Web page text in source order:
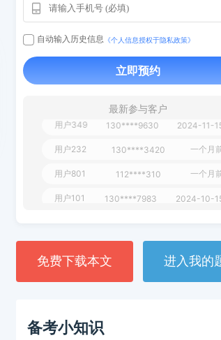
自动输入历史信息 《个人信息授权于隐私政策》
立即预约
最新参与客户
用户163 112****290
130****8017
130****9630
130****6344 2024-09-
用户279 130****8868 2024-08-
免费下载本文 进入我的
备考小知识